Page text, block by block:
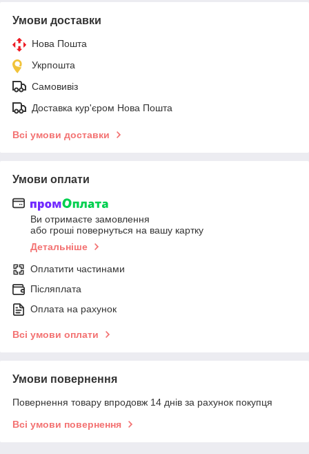
Умови доставки
Нова Пошта
Укрпошта
Самовивіз
Доставка кур'єром Нова Пошта
Всі умови доставки
Умови оплати
Ви отримаєте замовлення
або гроші повернуться на вашу картку
Детальніше
Оплатити частинами
Післяплата
Оплата на рахунок
Всі умови оплати
Умови повернення
Повернення товару впродовж 14 днів за рахунок покупця
Всі умови повернення